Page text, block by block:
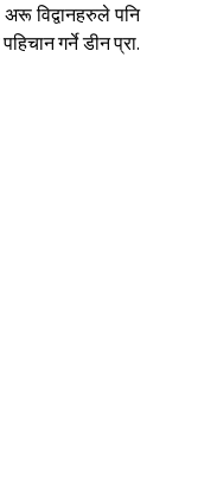
विद्वानहरुले पनि
गर्ने डीन प्रा.